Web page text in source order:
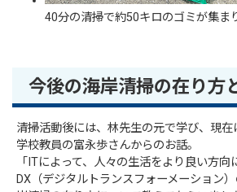
40分の清掃で約50キロのゴミが集ま
今後の海岸清掃の在り方
清掃活動後には、林先生の元で学び、現
学校教員の富永歩さんからのお話。
「ITによって、人々の生活をより良い方
DX（デジタルトランスフォーメーション